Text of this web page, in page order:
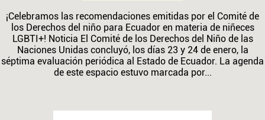
¡Celebramos las recomendaciones emitidas por el Comité de
los Derechos del niño para Ecuador en materia de niñeces
LGBTI+! Noticia El Comité de los Derechos del Niño de las
Naciones Unidas concluyó, los días 23 y 24 de enero, la
séptima evaluación periódica al Estado de Ecuador. La agenda
de este espacio estuvo marcada por...